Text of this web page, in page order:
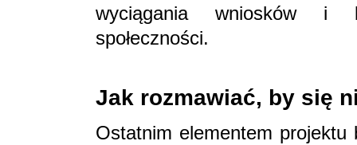
wyciągania wniosków i
społeczności.
Jak rozmawiać, by się
Ostatnim elementem projektu